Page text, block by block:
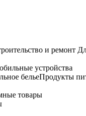
и ремонт
устройства
бельеПродукты
товары